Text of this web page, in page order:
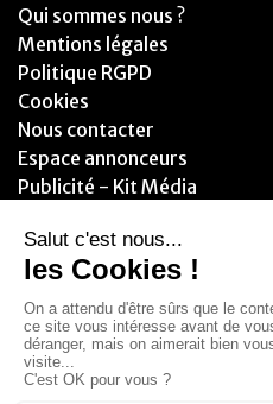
Qui sommes nous ?
Mentions légales
Politique RGPD
Cookies
Nous contacter
Espace annonceurs
Publicité - Kit Média
PARTENAIRES